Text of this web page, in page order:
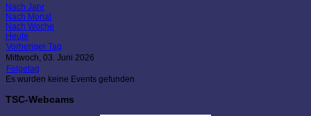
Nach Jahr
Nach Monat
Nach Woche
Heute
Vorheriger Tag
Mittwoch, 03. Juni 2026
Folgetag
Es wurden keine Events gefunden
TSC-Webcams